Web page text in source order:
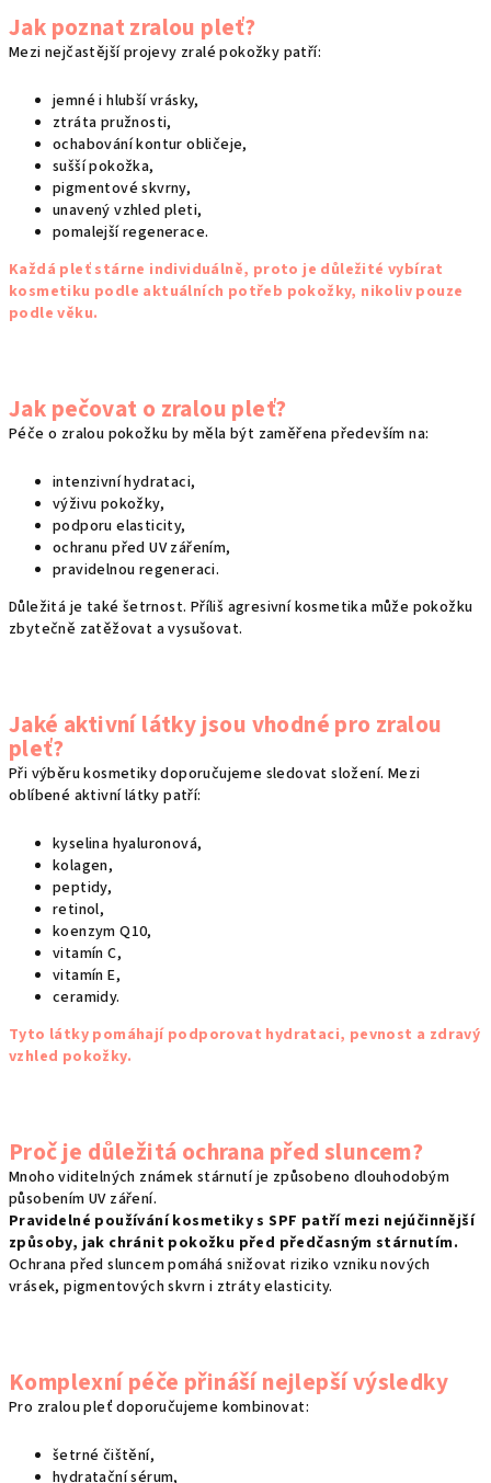
v
ý
p
u
Jak poznat zralou pleť?
Mezi nejčastější projevy zralé pokožky patří:
jemné i hlubší vrásky,
ztráta pružnosti,
ochabování kontur obličeje,
sušší pokožka,
pigmentové skvrny,
unavený vzhled pleti,
pomalejší regenerace.
Každá pleť stárne individuálně, proto je důležité vybírat
kosmetiku podle aktuálních potřeb pokožky, nikoliv pouze
podle věku.
Jak pečovat o zralou pleť?
Péče o zralou pokožku by měla být zaměřena především na:
intenzivní hydrataci,
výživu pokožky,
podporu elasticity,
ochranu před UV zářením,
pravidelnou regeneraci.
Důležitá je také šetrnost. Příliš agresivní kosmetika může pokožku
zbytečně zatěžovat a vysušovat.
Jaké aktivní látky jsou vhodné pro zralou
pleť?
Při výběru kosmetiky doporučujeme sledovat složení. Mezi
oblíbené aktivní látky patří:
kyselina hyaluronová,
kolagen,
peptidy,
retinol,
koenzym Q10,
vitamín C,
vitamín E,
ceramidy.
Tyto látky pomáhají podporovat hydrataci, pevnost a zdravý
vzhled pokožky.
Proč je důležitá ochrana před sluncem?
Mnoho viditelných známek stárnutí je způsobeno dlouhodobým
působením UV záření.
Pravidelné používání kosmetiky s SPF patří mezi nejúčinnější
způsoby, jak chránit pokožku před předčasným stárnutím.
Ochrana před sluncem pomáhá snižovat riziko vzniku nových
vrásek, pigmentových skvrn i ztráty elasticity.
Komplexní péče přináší nejlepší výsledky
Pro zralou pleť doporučujeme kombinovat:
šetrné čištění,
hydratační sérum,